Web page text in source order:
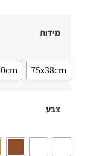
מידות
75x38cm
צבע